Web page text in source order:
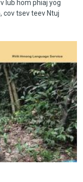
lub hom phiaj yog
cov tsev teev Ntuj